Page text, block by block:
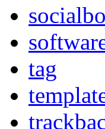
tag